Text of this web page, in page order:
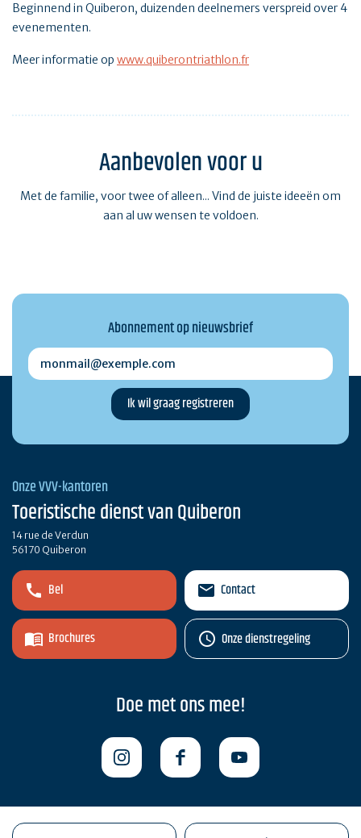
Beginnend in Quiberon, duizenden deelnemers verspreid over 4
evenementen.
Meer informatie op www.quiberontriathlon.fr
Aanbevolen voor u
Met de familie, voor twee of alleen... Vind de juiste ideeën om
aan al uw wensen te voldoen.
Abonnement op nieuwsbrief
monmail@exemple.com
Onze VVV-kantoren
Toeristische dienst van Quiberon
14 rue de Verdun
56170 Quiberon
Bel
Brochures
Contact
Onze dienstregeling
Doe met ons mee!